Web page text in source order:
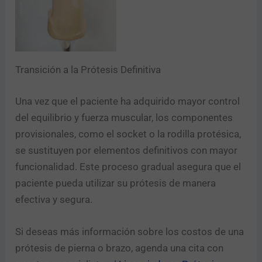
Transición a la Prótesis Definitiva
Una vez que el paciente ha adquirido mayor control
del equilibrio y fuerza muscular, los componentes
provisionales, como el socket o la rodilla protésica,
se sustituyen por elementos definitivos con mayor
funcionalidad. Este proceso gradual asegura que el
paciente pueda utilizar su prótesis de manera
efectiva y segura.
Si deseas más información sobre los costos de una
prótesis de pierna o brazo, agenda una cita con